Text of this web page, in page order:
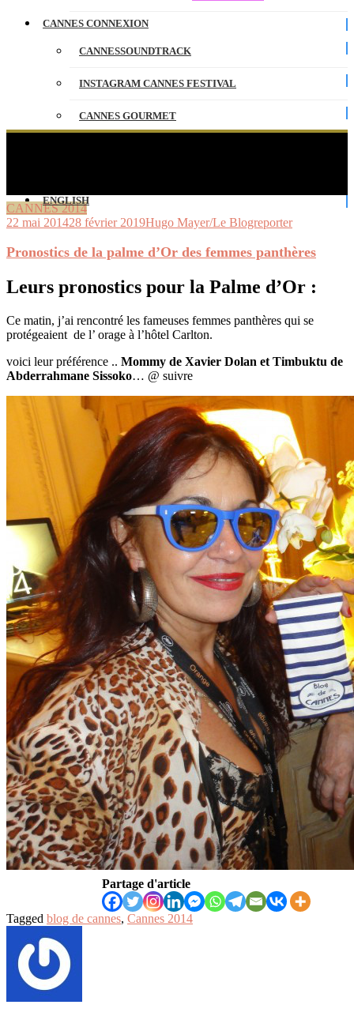
CANNES CONNEXION
CANNESSOUNDTRACK
INSTAGRAM CANNES FESTIVAL
CANNES GOURMET
ENGLISH
CANNES 2014
22 mai 201428 février 2019Hugo Mayer/Le Blogreporter
Pronostics de la palme d’Or des femmes panthères
Leurs pronostics pour la Palme d’Or :
Ce matin, j’ai rencontré les fameuses femmes panthères qui se
protégeaient de l’ orage à l’hôtel Carlton.
voici leur préférence .. Mommy de Xavier Dolan et Timbuktu de
Abderrahmane Sissoko… @ suivre
Partage d'article
Tagged blog de cannes, Cannes 2014